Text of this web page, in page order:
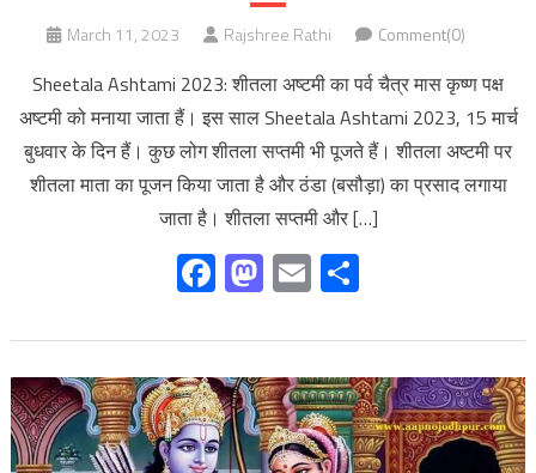
March 11, 2023 Rajshree Rathi Comment(0)
Sheetala Ashtami 2023: शीतला अष्टमी का पर्व चैत्र मास कृष्ण पक्ष
अष्टमी को मनाया जाता हैं। इस साल Sheetala Ashtami 2023, 15 मार्च
बुधवार के दिन हैं। कुछ लोग शीतला सप्तमी भी पूजते हैं। शीतला अष्टमी पर
शीतला माता का पूजन किया जाता है और ठंडा (बसौड़ा) का प्रसाद लगाया
जाता है। शीतला सप्तमी और […]
Facebook
Mastodon
Email